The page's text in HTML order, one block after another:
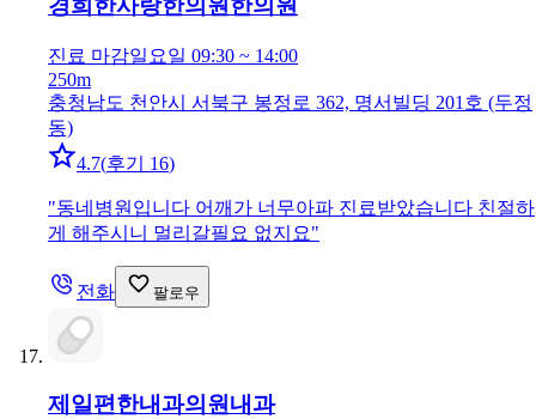
경희한사랑한의원 한의원
진료 마감일요일 09:30 ~ 14:00
250m
충청남도 천안시 서북구 봉정로 362, 명서빌딩 201호 (두정
동)
4.7(후기 16)
"동네병원입니다 어깨가 너무아파 진료받았습니다 친절하
게 해주시니 멀리갈필요 없지요"
전화 팔로우
제일편한내과의원내과